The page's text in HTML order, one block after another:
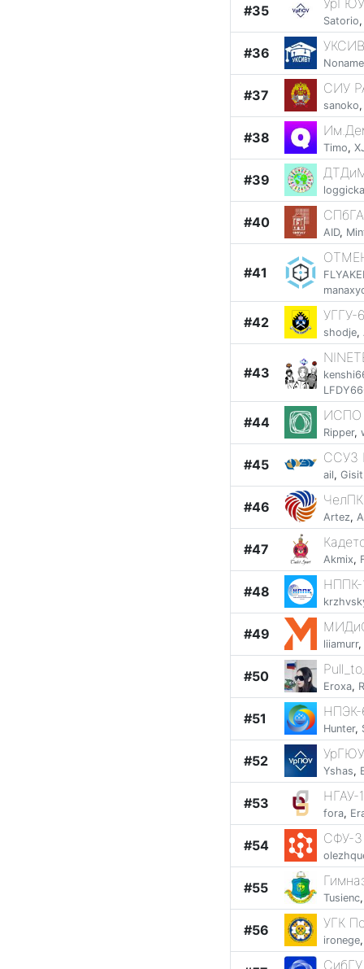
#35
Satorio
#36
Noname
#37 СИУ
sanoko
#38
Timo,
#39
loggicka
#40
AID,
#41
#42 УГГУ-6
shodje,
#43
#44 ИСПО
Ripper,
#45 ССУЗ
ail, Gisit
#46 ЧелПК
Artez,
#47
Akmix,
#48 НППК-
#49
liiamurr,
#50
Eroxa,
#51 НПЭК-
Hunter,
#52
Yshas,
#53 НГАУ-1
fora,
#54 СФУ-3
#55
Tusienc
#56 УГК
ironege